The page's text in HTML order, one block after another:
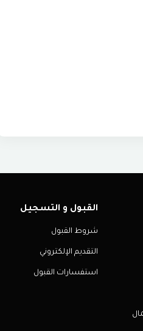
القبول و التسجيل
شروط القبول
التقديم الإلكتروني
استفسارات القبول